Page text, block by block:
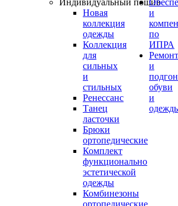
Индивидуальный пошив
Новая
коллекция
одежды
Коллекция
для
сильных
и
стильных
Ренессанс
Танец
ласточки
Брюки
ортопедические
Комплект
функционально
эстетической
одежды
Комбинезоны
ортопедические
и
по
ИПРА
Ремонт
и
обуви
и